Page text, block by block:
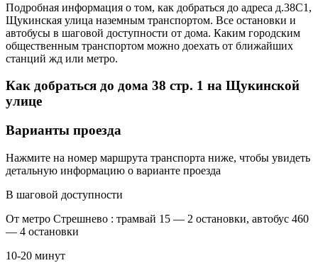
Подробная информация о том, как добраться до адреса д.38С1,
Щукинская улица наземным транспортом. Все остановки и
автобусы в шаговой доступности от дома. Каким городским
общественным транспортом можно доехать от ближайших
станций жд или метро.
Как добраться до дома 38 стр. 1 на Щукинской
улице
Варианты проезда
Нажмите на номер маршрута транспорта ниже, чтобы увидеть
детальную информацию о варианте проезда
В шаговой доступности
От метро Стрешнево : трамвай 15 — 2 остановки, автобус 460
— 4 остановки
10-20 минут